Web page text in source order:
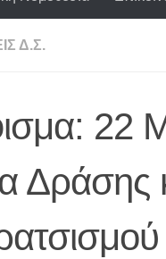
Δ.Σ.
22
Δράσης